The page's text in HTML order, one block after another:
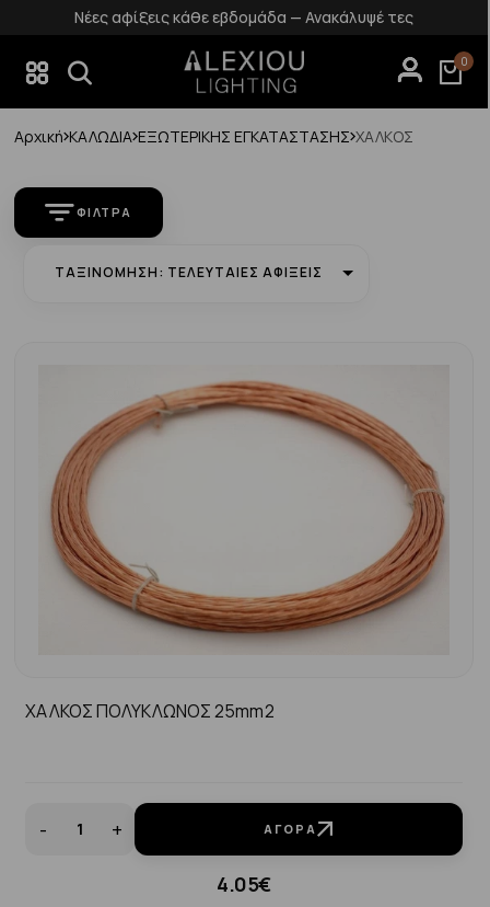
Νέες αφίξεις κάθε εβδομάδα — Ανακάλυψέ τες
0
Αρχική ΚΑΛΩΔΙΑ ΕΞΩΤΕΡΙΚΗΣ ΕΓΚΑΤΑΣΤΑΣΗΣ ΧΑΛΚΟΣ
ΦΊΛΤΡΑ
ΤΑΞΙΝΌΜΗΣΗ: ΤΕΛΕΥΤΑΊΕΣ ΑΦΊΞΕΙΣ
ΧΑΛΚΟΣ ΠΟΛΥΚΛΩΝΟΣ 25mm2
- + ΑΓΟΡΆ
4.05€